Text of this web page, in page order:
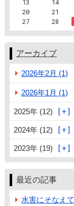
13
14
20
21
27
28
アーカイブ
2026年2月 (1)
2026年1月 (1)
2025年 (12)
2024年 (12)
2023年 (19)
最近の記事
水害にそなえて